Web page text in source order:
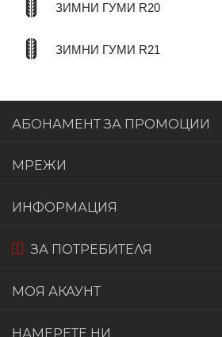
ЗИМНИ ГУМИ R20
ЗИМНИ ГУМИ R21
АБОНАМЕНТ ЗА ПРОМОЦИИ
МРЕЖИ
ИНФОРМАЦИЯ
ЗА ПОТРЕБИТЕЛЯ
МОЯ АКАУНТ
НАМЕРЕТЕ НИ